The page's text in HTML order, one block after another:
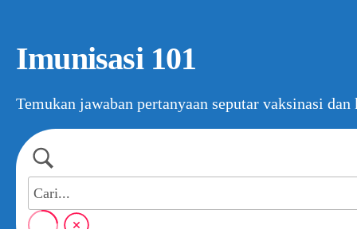
Imunisasi 101
Temukan jawaban pertanyaan seputar vaksinasi